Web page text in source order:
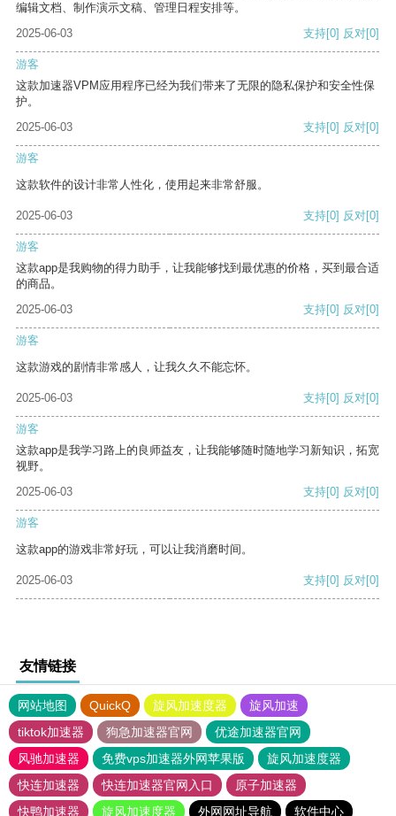
编辑文档、制作演示文稿、管理日程安排等。
2025-06-03
支持[0] 反对[0]
游客
这款加速器VPM应用程序已经为我们带来了无限的隐私保护和安全性保
护。
2025-06-03
支持[0] 反对[0]
游客
这款软件的设计非常人性化，使用起来非常舒服。
2025-06-03 支持[0] 反对[0]
游客
这款app是我购物的得力助手，让我能够找到最优惠的价格，买到最合适
的商品。
2025-06-03
支持[0] 反对[0]
游客
这款游戏的剧情非常感人，让我久久不能忘怀。
2025-06-03 支持[0] 反对[0]
游客
这款app是我学习路上的良师益友，让我能够随时随地学习新知识，拓宽
视野。
2025-06-03
支持[0] 反对[0]
游客
这款app的游戏非常好玩，可以让我消磨时间。
2025-06-03 支持[0] 反对[0]
友情链接
网站地图 QuickQ 旋风加速度器
旋风加速
tiktok加速器
狗急加速器官网
优途加速器官网
风驰加速器
免费vps加速器外网苹果版
旋风加速度器
快连加速器
快连加速器官网入口
原子加速器
快鸭加速器
旋风加速度器 外网网址导航 软件中心